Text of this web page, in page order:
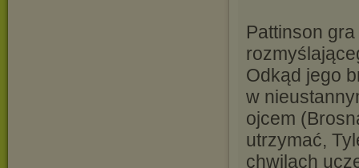
Pattinson
Odkąd jego
w
ojcem
utrzymać,
chwilach